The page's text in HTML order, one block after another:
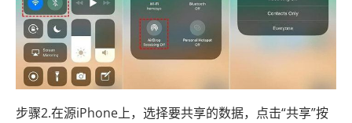
步骤2.在源iPhone上，选择要共享的数据，点击“共享”按